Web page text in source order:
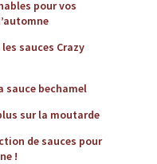
pour vos
sauces Crazy
sauce bechamel
sur la moutarde
de sauces pour
!